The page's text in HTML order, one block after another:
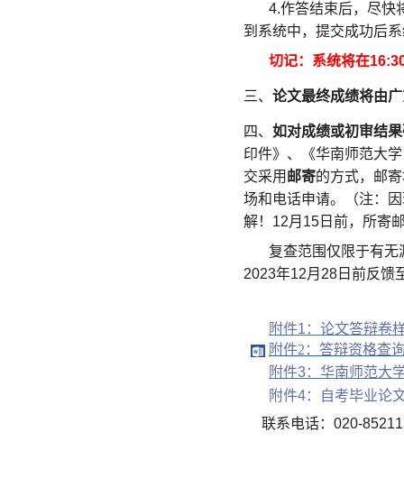
4.作答结束后，尽快
到系统中，提交成功后
切记：系统将在
三、 论文最终成绩将由
四、 如对成绩或初审结
印件》、《华南师范大
交采用 邮寄的方式，邮
场和电话申请。（注：
解！ 12月 15 日前，所寄
复查范围仅限于有
2023年12月 28 日前反馈
附件1 ：论文答辩卷
附件2：答辩资格查
附件3：华南师范大
附件4：自考毕业论
联系电话： 020-